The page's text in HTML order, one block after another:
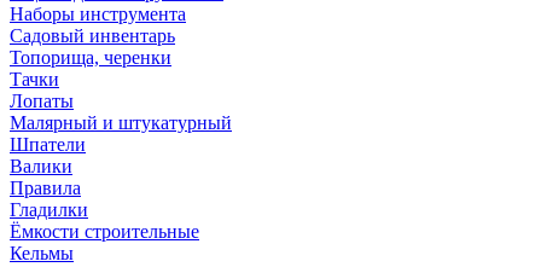
Наборы инструмента
Садовый инвентарь
Топорища, черенки
Тачки
Лопаты
Малярный и штукатурный
Шпатели
Валики
Правила
Гладилки
Ёмкости строительные
Кельмы